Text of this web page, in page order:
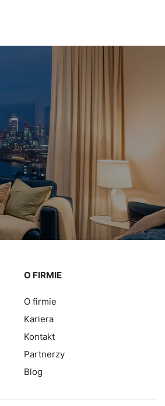
O FIRMIE
O firmie
Kariera
Kontakt
Partnerzy
Blog